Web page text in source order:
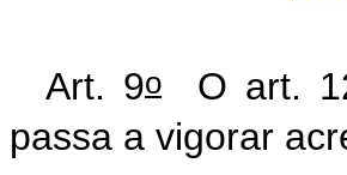
Art. 9o O art.
passa a vigorar